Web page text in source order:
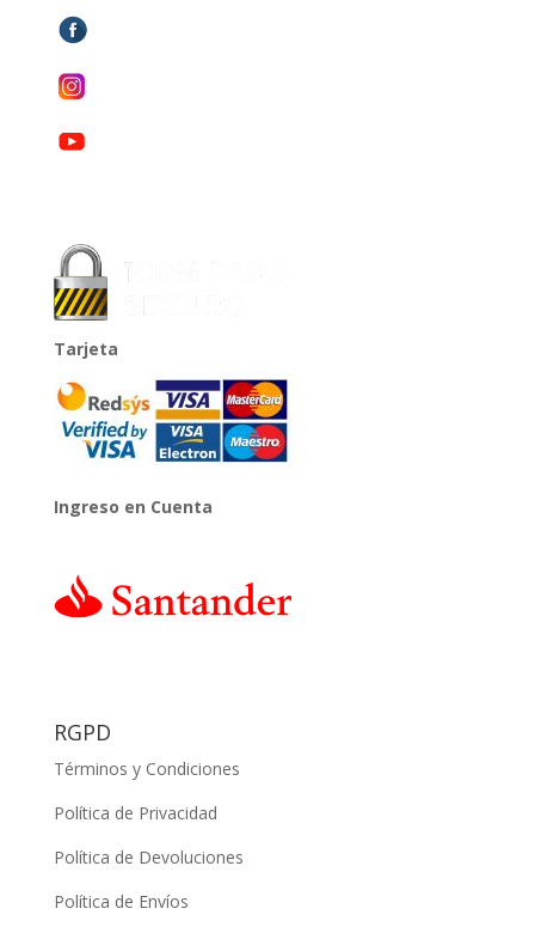
Tarjeta
Ingreso en Cuenta
RGPD
Términos y Condiciones
Política de Privacidad
Política de Devoluciones
Política de Envíos